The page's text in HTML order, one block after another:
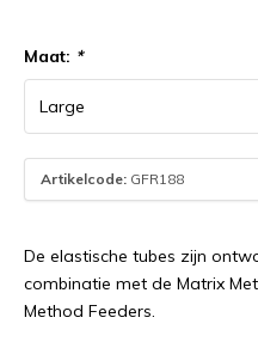
Maat: *
Artikelcode: GFR188
De elastische tubes zijn
combinatie met de Matrix
Method Feeders.